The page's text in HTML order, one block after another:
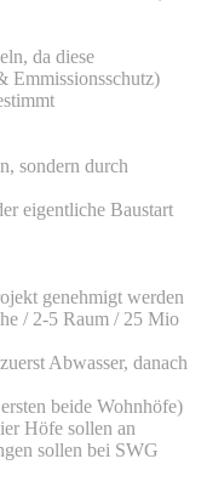
da diese
Emmissionsschutz)
sondern durch
eigentliche Baustart
genehmigt werden
/ 2-5 Raum / 25 Mio
Abwasser, danach
beide Wohnhöfe)
Höfe sollen an
sollen bei SWG